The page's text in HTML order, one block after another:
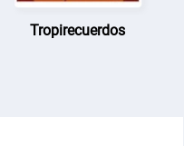
Tropirecuerdos